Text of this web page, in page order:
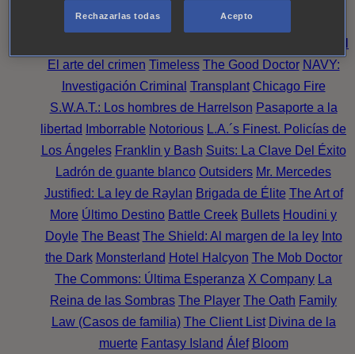
Absentia Harrow Bulletproof Annika Lincoln Rhyme:
El arte del crimen Timeless The Good Doctor NAVY:
Investigación Criminal Transplant Chicago Fire
S.W.A.T.: Los hombres de Harrelson Pasaporte a la
libertad
Imborrable Notorious L.A.´s Finest. Policías de
Los Ángeles Franklin y Bash Suits: La Clave Del Éxito
Ladrón de guante blanco Outsiders Mr. Mercedes
Justified: La ley de Raylan Brigada de Élite The Art of
More Último Destino Battle Creek Bullets Houdini y
Doyle The Beast The Shield: Al margen de la ley Into
the Dark Monsterland Hotel Halcyon The Mob Doctor
The Commons: Última Esperanza X Company La
Reina de las Sombras The Player The Oath Family
Law (Casos de familia) The Client List Divina de la
muerte Fantasy Island Álef Bloom
Rechazarlas todas Acepto